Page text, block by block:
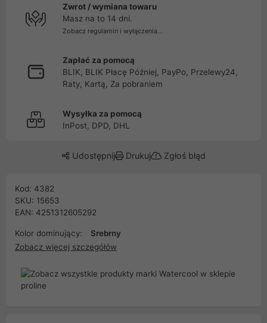
Zwrot / wymiana towaru
Masz na to 14 dni.
Zobacz regulamin i wyłączenia...
Zapłać za pomocą
BLIK, BLIK Płacę Później, PayPo, Przelewy24,
Raty, Kartą, Za pobraniem
Wysyłka za pomocą
InPost, DPD, DHL
Udostępnij Drukuj Zgłoś błąd
Kod: 4382
SKU: 15653
EAN: 4251312605292
Kolor dominujący:
Srebrny
Zobacz więcej szczegółów